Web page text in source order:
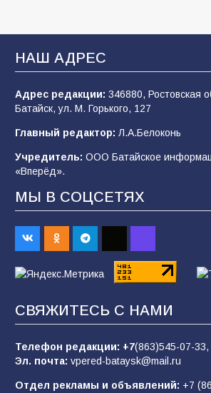
«Мобилизация или набор?»
деле происходит в армии
2026 года
В Батайске продолжаются
99 04.08.2026
Будет ли мобилизация в
после выборов: в Госдуме дали
93 06.08.2026
заявления о мобилизации — это
85 01.08.2026
НАШ АДРЕС
Адрес редакции: 346880, Ростовская
Батайск, ул. М. Горького, 127
Главный редактор: Л.А.Белоконь
Учредитель: ООО Батайское
«Вперёд».
МЫ В СОЦСЕТЯХ
СВЯЖИТЕСЬ С НАМИ
Телефон редакции: +7(863)545-07-33,
Эл. почта: vpered-bataysk@mail.ru
Отдел рекламы и объявлений: +7